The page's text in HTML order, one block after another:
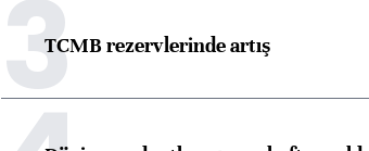
3TCMB rezervlerinde artış